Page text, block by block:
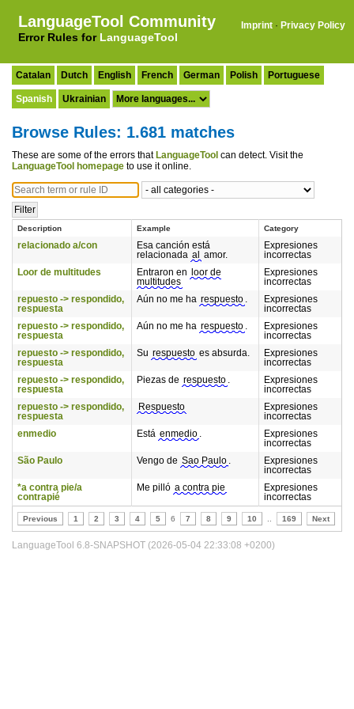
LanguageTool Community
Error Rules for LanguageTool
Imprint · Privacy Policy
Catalan Dutch English French German Polish Portuguese
Spanish Ukrainian
Browse Rules: 1.681 matches
These are some of the errors that LanguageTool can detect. Visit the
LanguageTool homepage to use it online.
Description Example Category
relacionado a/con
Esa canción está
relacionada al amor.
Expresiones
incorrectas
Loor de multitudes
Entraron en
loor de
multitudes
Expresiones
incorrectas
repuesto -> respondido,
respuesta
Aún no me ha respuesto .
Expresiones
incorrectas
repuesto -> respondido,
respuesta
Aún no me ha respuesto .
Expresiones
incorrectas
repuesto -> respondido,
respuesta
Su respuesto es absurda.
Expresiones
incorrectas
repuesto -> respondido,
respuesta
Piezas de respuesto .
Expresiones
incorrectas
repuesto -> respondido,
respuesta
Respuesto
Expresiones
incorrectas
enmedio
Está enmedio .
Expresiones
incorrectas
São Paulo
Vengo de Sao Paulo .
Expresiones
incorrectas
*a contra pie/a
contrapié
Me pilló a contra pie
Expresiones
incorrectas
Previous 1 2 3 4 5 6 7 8 9 10 169 Next
LanguageTool 6.8-SNAPSHOT (2026-05-04 22:33:08 +0200)